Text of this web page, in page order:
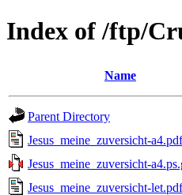
Index of /ftp/
Name
Parent Directory
Jesus_meine_zuversicht-a4.pdf
Jesus_meine_zuversicht-
Jesus_meine_zuversicht-let.pdf